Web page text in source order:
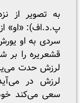
پ.د.اف): «او»
سردی به او
قشعریره را
لرزش حدت
لرزش در
سعی می‌کند